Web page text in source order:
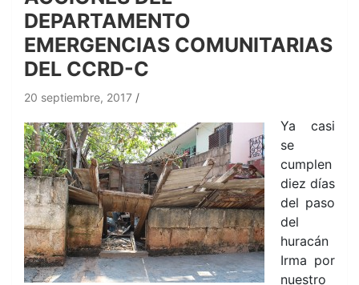
DEPARTAMENTO
EMERGENCIAS COMUNITARIAS
DEL CCRD-C
20 septiembre, 2017
Ya casi
se
cumplen
diez días
del paso
del
huracán
Irma por
nuestro